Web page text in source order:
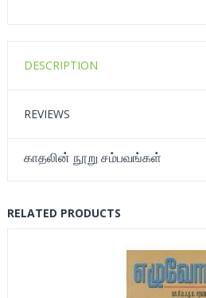
DESCRIPTION
REVIEWS
காதலின் நூறு சம்பவங்கள்
RELATED PRODUCTS